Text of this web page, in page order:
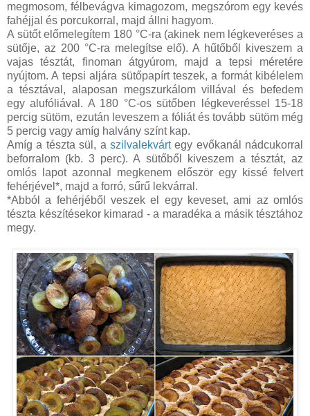
megmosom, félbevágva kimagozom, megszórom egy kevés
fahéjjal és porcukorral, majd állni hagyom.
A sütőt előmelegítem 180 °C-ra (akinek nem légkeveréses a
sütője, az 200 °C-ra melegítse elő). A hűtőből kiveszem a
vajas tésztát, finoman átgyúrom, majd a tepsi méretére
nyújtom. A tepsi aljára sütőpapírt teszek, a formát kibélelem
a tésztával, alaposan megszurkálom villával és befedem
egy alufóliával. A 180 °C-os sütőben légkeveréssel 15-18
percig sütöm, ezután leveszem a fóliát és tovább sütöm még
5 percig vagy amíg halvány színt kap.
Amíg a tészta sül, a szilvalekvártegy evőkanál nádcukorral
beforralom (kb. 3 perc). A sütőből kiveszem a tésztát, az
omlós lapot azonnal megkenem először egy kissé felvert
fehérjével*, majd a forró, sűrű lekvárral.
*Abból a fehérjéből veszek el egy keveset, ami az omlós
tészta készítésekor kimarad - a maradéka a másik tésztához
megy.